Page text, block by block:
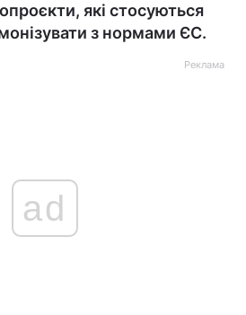
які стосуються
з нормами ЄС.
Реклама
ad